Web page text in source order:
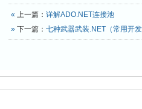
« 上一篇： 详解ADO.NET连接池
» 下一篇： 七种武器武装.NET（常用开发